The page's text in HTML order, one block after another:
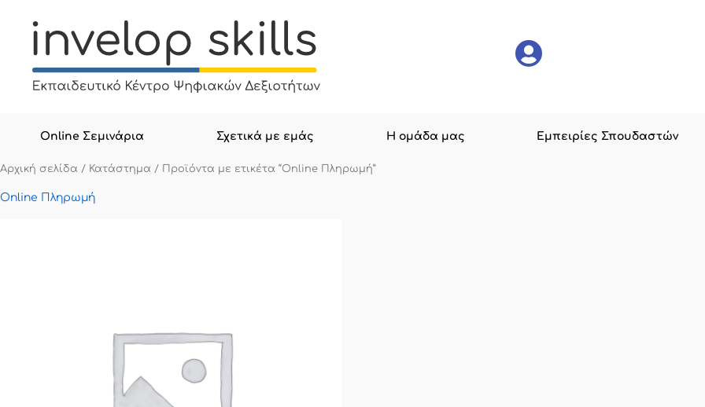
Online Σεμινάρια Σχετικά με εμάς Η ομάδα μας Εμπειρίες Σπουδαστών
Αρχική σελίδα / Κατάστημα / Προϊόντα με ετικέτα “Online Πληρωμή”
Online Πληρωμή